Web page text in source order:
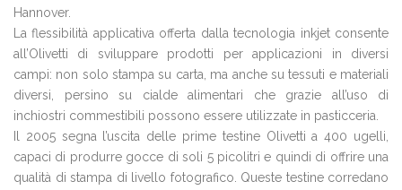
Hannover.
La flessibilità applicativa offerta dalla tecnologia inkjet consente
all’Olivetti di sviluppare prodotti per applicazioni in diversi
campi: non solo stampa su carta, ma anche su tessuti e materiali
diversi, persino su cialde alimentari che grazie all’uso di
inchiostri commestibili possono essere utilizzate in pasticceria.
Il 2005 segna l’uscita delle prime testine Olivetti a 400 ugelli,
capaci di produrre gocce di soli 5 picolitri e quindi di offrire una
qualità di stampa di livello fotografico. Queste testine corredano